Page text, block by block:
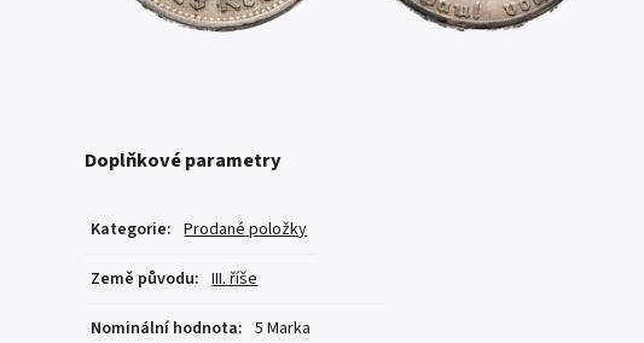
Doplňkové parametry
Kategorie: Prodané položky
Země původu: III. říše
Nominální hodnota: 5 Marka